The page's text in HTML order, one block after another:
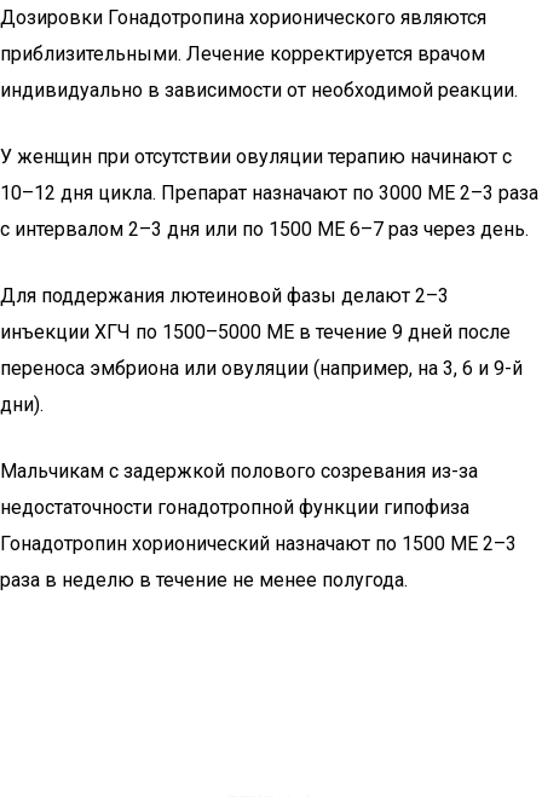
Дозировки Гонадотропина хорионического являются
приблизительными. Лечение корректируется врачом
индивидуально в зависимости от необходимой реакции.
У женщин при отсутствии овуляции терапию начинают с
10–12 дня цикла. Препарат назначают по 3000 МЕ 2–3 раза
с интервалом 2–3 дня или по 1500 МЕ 6–7 раз через день.
Для поддержания лютеиновой фазы делают 2–3
инъекции ХГЧ по 1500–5000 МЕ в течение 9 дней после
переноса эмбриона или овуляции (например, на 3, 6 и 9-й
дни).
Мальчикам с задержкой полового созревания из-за
недостаточности гонадотропной функции гипофиза
Гонадотропин хорионический назначают по 1500 МЕ 2–3
раза в неделю в течение не менее полугода.